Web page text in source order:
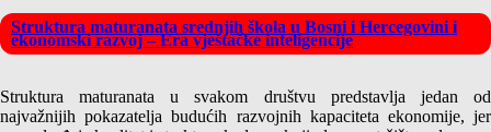
Struktura maturanata srednjih škola u Bosni i Hercegovini i
ekonomski razvoj – Era vještačke inteligencije
Struktura maturanata u svakom društvu predstavlja jedan od
najvažnijih pokazatelja budućih razvojnih kapaciteta ekonomije, jer